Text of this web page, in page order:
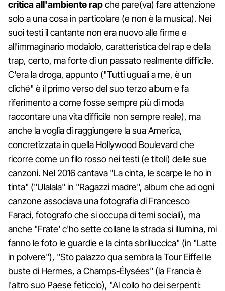
critica all'ambiente rapche pare(va) fare attenzione
solo a una cosa in particolare (e non è la musica). Nei
suoi testi il cantante non era nuovo alle firme e
all'immaginario modaiolo, caratteristica del rap e della
trap, certo, ma forte di un passato realmente difficile.
C'era la droga, appunto ("Tutti uguali a me, è un
cliché" è il primo verso del suo terzo album e fa
riferimento a come fosse sempre più di moda
raccontare una vita difficile non sempre reale), ma
anche la voglia di raggiungere la sua America,
concretizzata in quella Hollywood Boulevard che
ricorre come un filo rosso nei testi (e titoli) delle sue
canzoni. Nel 2016 cantava "La cinta, le scarpe le ho in
tinta" ("Ulalala" in "Ragazzi madre", album che ad ogni
canzone associava una fotografia di Francesco
Faraci, fotografo che si occupa di temi sociali), ma
anche "Frate' c'ho sette collane la strada si illumina, mi
fanno le foto le guardie e la cinta sbrilluccica" (in "Latte
in polvere"), "Sto palazzo qua sembra la Tour Eiffel le
buste di Hermes, a Champs-Élysées" (la Francia è
l'altro suo Paese feticcio), "Al collo ho dei serpenti: